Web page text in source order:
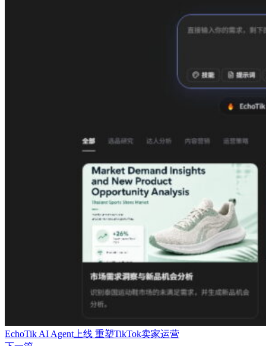
EchoTik AI Agent上线 重塑TikTok卖家运营